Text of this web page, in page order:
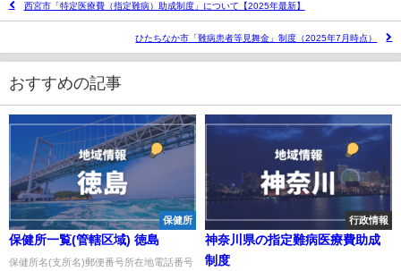
西宮市「特定医療費（指定難病）助成制度」について【2025年最新】
ひたちなか市「難病患者等見舞金」制度（2025年7月時点）
おすすめの記事
保健所
保健所一覧(管轄区域) 徳島
保健所名(支所名)郵便番号所在地電話番号
行政情報
神奈川県の指定難病医療費助成
制度